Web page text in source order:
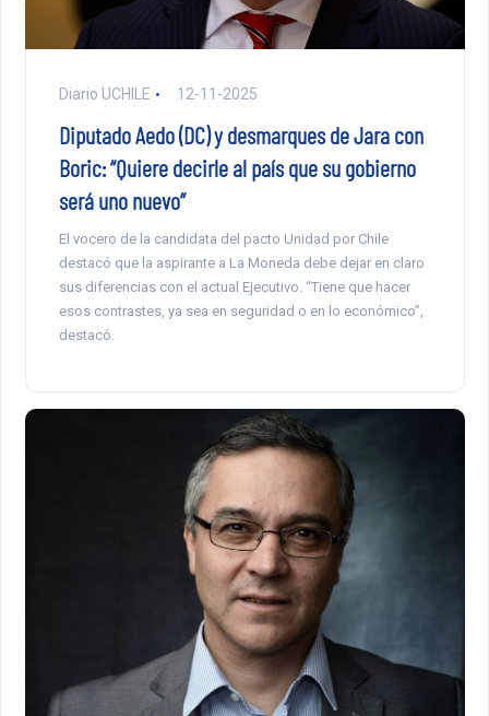
Diario UCHILE 12-11-2025
Diputado Aedo (DC) y desmarques de Jara con
Boric: “Quiere decirle al país que su gobierno
será uno nuevo”
El vocero de la candidata del pacto Unidad por Chile
destacó que la aspirante a La Moneda debe dejar en claro
sus diferencias con el actual Ejecutivo. “Tiene que hacer
esos contrastes, ya sea en seguridad o en lo económico”,
destacó.